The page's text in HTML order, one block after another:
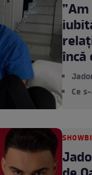
încă
Ce